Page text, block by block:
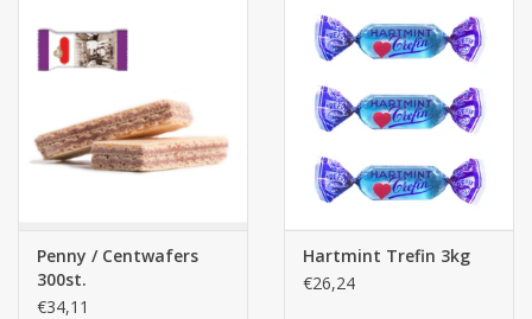
Penny / Centwafers
300st.
€34,11
Hartmint Trefin 3kg
€26,24